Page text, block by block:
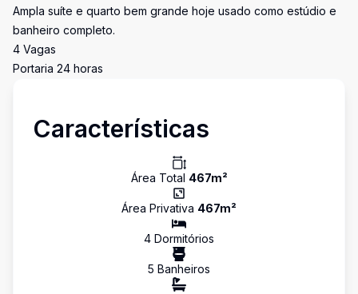
Ampla suíte e quarto bem grande hoje usado como estúdio e
banheiro completo.
4 Vagas
Portaria 24 horas
Características
Área Total 467m²
Área Privativa 467m²
4 Dormitórios
5 Banheiros